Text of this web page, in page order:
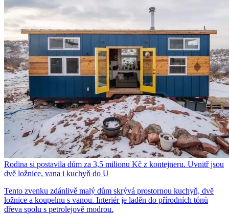
Rodina si postavila dům za 3,5 milionu Kč z kontejneru. Uvnitř jsou
dvě ložnice, vana i kuchyň do U
Tento zvenku zdánlivě malý dům skrývá prostornou kuchyň, dvě
ložnice a koupelnu s vanou. Interiér je laděn do přírodních tónů
dřeva spolu s petrolejově modrou.